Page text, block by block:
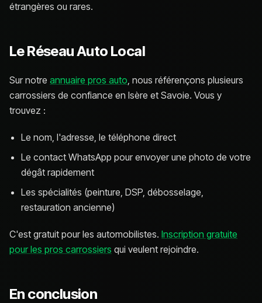
étrangères ou rares.
Le Réseau Auto Local
Sur notre annuaire pros auto, nous référençons plusieurs
carrossiers de confiance en Isère et Savoie. Vous y
trouvez :
Le nom, l'adresse, le téléphone direct
Le contact WhatsApp pour envoyer une photo de votre
dégât rapidement
Les spécialités (peinture, DSP, débosselage,
restauration ancienne)
C'est gratuit pour les automobilistes. Inscription gratuite
pour les pros carrossiers qui veulent rejoindre.
En conclusion